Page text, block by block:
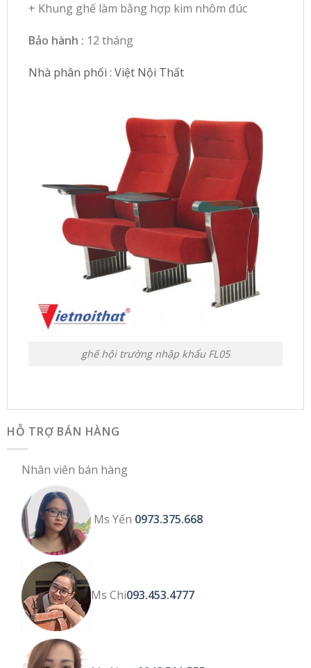
+ Khung ghế làm bằng hợp kim nhôm đúc
Bảo hành : 12 tháng
Nhà phân phối : Việt Nội Thất
ghế hội trường nhập khẩu FL05
HỖ TRỢ BÁN HÀNG
Nhân viên bán hàng
Ms Yến 0973.375.668
Ms Chi093.453.4777